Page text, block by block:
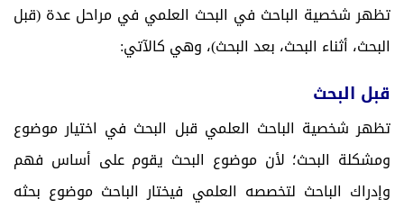
تظهر شخصية الباحث في البحث العلمي في مراحل عدة (قبل
البحث، أثناء البحث، بعد البحث)، وهي كالآتي:
قبل البحث
تظهر شخصية الباحث العلمي قبل البحث في اختيار موضوع
ومشكلة البحث؛ لأن موضوع البحث يقوم على أساس فهم
وإدراك الباحث لتخصصه العلمي فيختار الباحث موضوع بحثه